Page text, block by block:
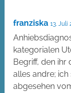
franziska 13. Juli
kategorialen
Begriff, den ihr
alles andre;
abgesehen